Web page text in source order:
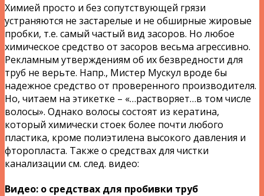
Химией просто и без сопутствующей грязи
устраняются не застарелые и не обширные жировые
пробки, т.е. самый частый вид засоров. Но любое
химическое средство от засоров весьма агрессивно.
Рекламным утверждениям об их безвредности для
труб не верьте. Напр., Мистер Мускул вроде бы
надежное средство от проверенного производителя.
Но, читаем на этикетке – «…растворяет…в том числе
волосы». Однако волосы состоят из кератина,
который химически стоек более почти любого
пластика, кроме полиэтилена высокого давления и
фторопласта. Также о средствах для чистки
канализации см. след. видео:
Видео: о средствах для пробивки труб